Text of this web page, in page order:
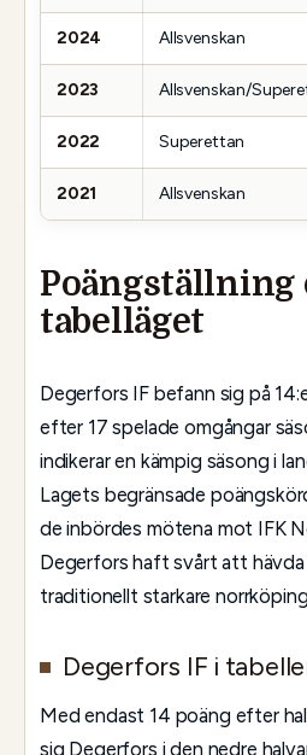
2024 Allsvenskan
2023 Allsvenskan/
2022 Superettan
2021 Allsvenskan
Poängställning
tabelläget
Degerfors IF befann sig på
efter 17 spelade omgångar
indikerar en kämpig säsong i
Lagets begränsade
de inbördes mötena mot IFK
Degerfors haft svårt att
traditionellt starkare
Degerfors IF i
Med endast 14 poäng efter
sig Degerfors i den nedre